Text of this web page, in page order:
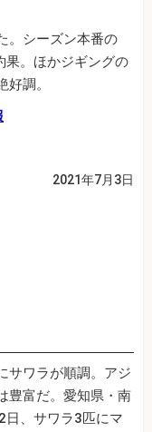
。シーズン本番の
果。ほかジギングの
調。
2021年7月3日
サワラが順調。アジ
豊富だ。愛知県・南
日、サワラ3匹にマ